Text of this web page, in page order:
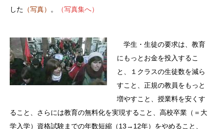
した （写真） 。 （写真集へ）
学生・生徒の要求は、教育
にもっとお金を投入するこ
と、１クラスの生徒数を減ら
すこと、正規の教員をもっと
増やすこと、授業料を安くす
ること、さらには教育の無料化を実現すること、高校卒業（＝大
学入学）資格試験までの年数短縮（13→12年）をやめること、